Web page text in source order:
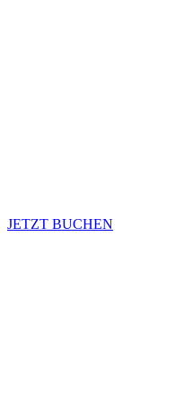
JETZT BUCHEN